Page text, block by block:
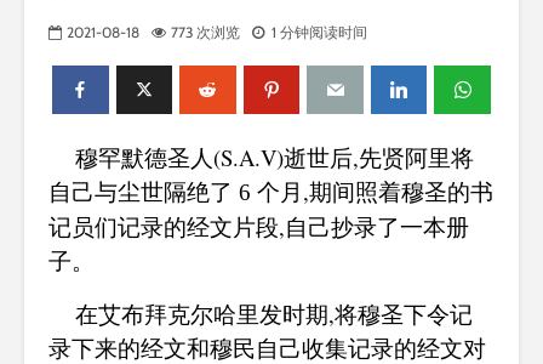
2021-08-18 773 次浏览 1 分钟阅读时间
穆罕默德圣人(S.A.V)逝世后,先贤阿里将
自己与尘世隔绝了 6 个月,期间照着穆圣的书
记员们记录的经文片段,自己抄录了一本册
子。
在艾布拜克尔哈里发时期,将穆圣下令记
录下来的经文和穆民自己收集记录的经文对